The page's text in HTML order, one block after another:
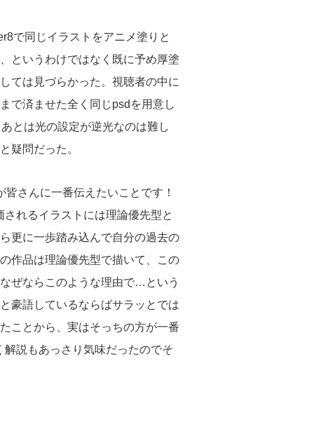
で同じイラストをアニメ塗りと
というわけではなく既に予め厚塗
ては見づらかった。視聴者の中に
で済ませた全く同じpsdを用意し
とは光の設定が逆光なのは難し
疑問だった。
さんに一番伝えたいことです！
れるイラストには理論優先型と
更に一歩踏み込んで自分の過去の
作品は理論優先型で描いて、この
ぜならこのような理由で…という
豪語しているならばサラッとでは
ことから、実はそっちの方が一番
説もあっさり気味だったのでそ